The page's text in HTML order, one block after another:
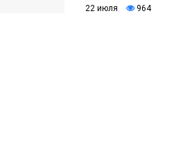
22 июля 964